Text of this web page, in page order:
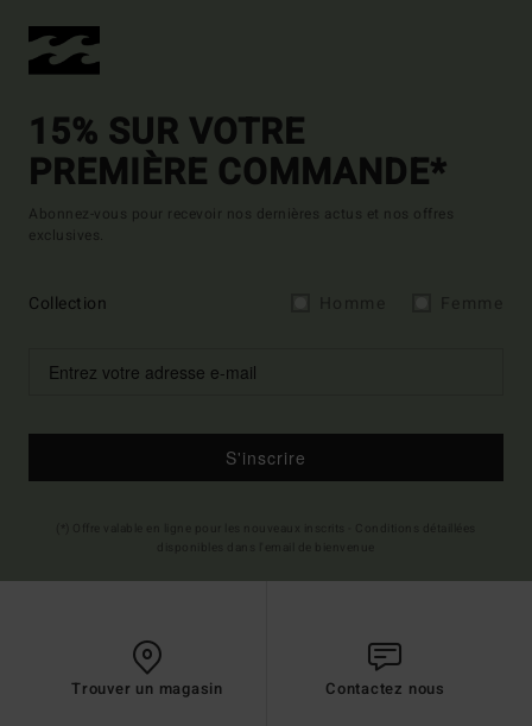
15% SUR VOTRE
PREMIÈRE COMMANDE*
Abonnez-vous pour recevoir nos dernières actus et nos offres
exclusives.
Collection
S'inscrire
Trouver un magasin Contactez nous